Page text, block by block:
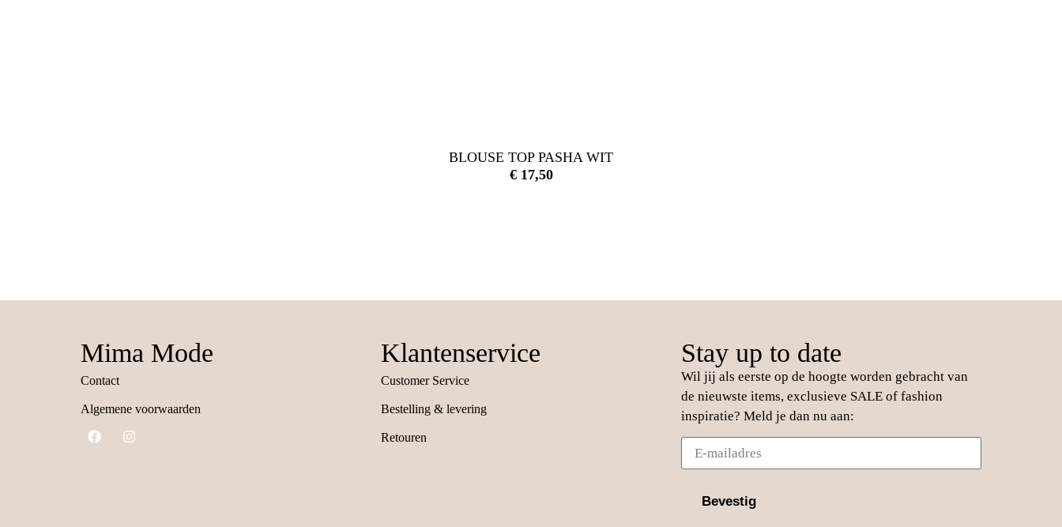
BLOUSE TOP PASHA WIT
€17,50
Mima Mode
Contact
Algemene voorwaarden
Klantenservice
Customer Service
Bestelling & levering
Retouren
Stay up to date
Wil jij als eerste op de hoogte worden gebracht van
de nieuwste items, exclusieve SALE of fashion
inspiratie? Meld je dan nu aan:
Bevestig